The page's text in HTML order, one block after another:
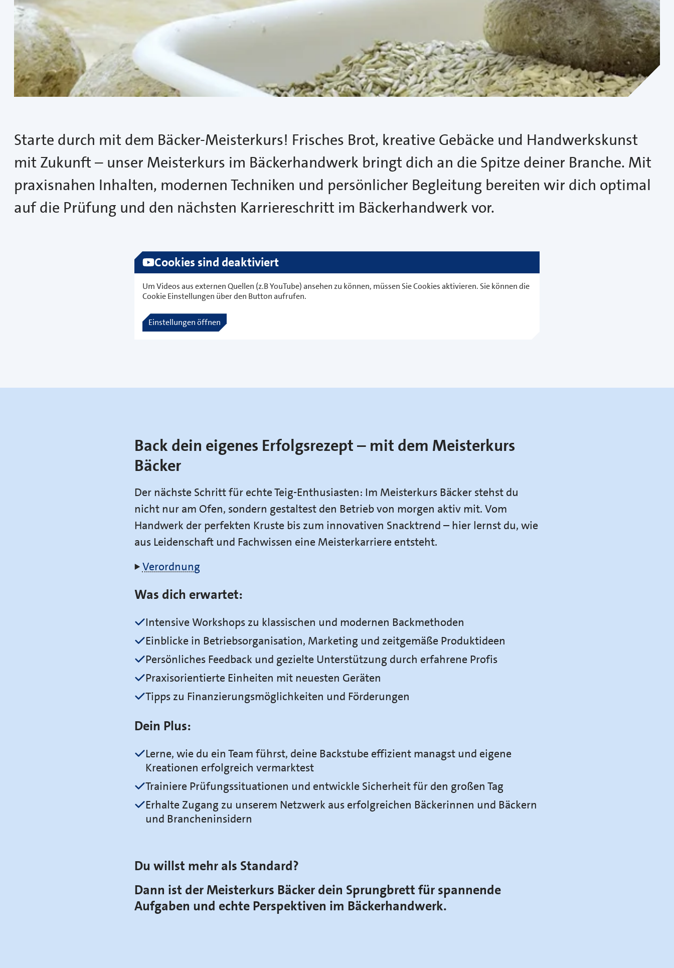
Starte durch mit dem Bäcker-Meisterkurs! Frisches Brot, kreative Gebäcke und Handwerkskunst
mit Zukunft – unser Meisterkurs im Bäckerhandwerk bringt dich an die Spitze deiner Branche. Mit
praxisnahen Inhalten, modernen Techniken und persönlicher Begleitung bereiten wir dich optimal
auf die Prüfung und den nächsten Karriereschritt im Bäckerhandwerk vor.
Cookies sind deaktiviert
Um Videos aus externen Quellen (z.B YouTube) ansehen zu können, müssen Sie Cookies aktivieren. Sie können die
Cookie Einstellungen über den Button aufrufen.
Einstellungen öffnen
Back dein eigenes Erfolgsrezept – mit dem Meisterkurs
Bäcker
Der nächste Schritt für echte Teig-Enthusiasten: Im Meisterkurs Bäcker stehst du
nicht nur am Ofen, sondern gestaltest den Betrieb von morgen aktiv mit. Vom
Handwerk der perfekten Kruste bis zum innovativen Snacktrend – hier lernst du, wie
aus Leidenschaft und Fachwissen eine Meisterkarriere entsteht.
Verordnung
Was dich erwartet:
Intensive Workshops zu klassischen und modernen Backmethoden
Einblicke in Betriebsorganisation, Marketing und zeitgemäße Produktideen
Persönliches Feedback und gezielte Unterstützung durch erfahrene Profis
Praxisorientierte Einheiten mit neuesten Geräten
Tipps zu Finanzierungsmöglichkeiten und Förderungen
Dein Plus:
Lerne, wie du ein Team führst, deine Backstube effizient managst und eigene
Kreationen erfolgreich vermarktest
Trainiere Prüfungssituationen und entwickle Sicherheit für den großen Tag
Erhalte Zugang zu unserem Netzwerk aus erfolgreichen Bäckerinnen und Bäckern
und Brancheninsidern
Du willst mehr als Standard?
Dann ist der Meisterkurs Bäcker dein Sprungbrett für spannende
Aufgaben und echte Perspektiven im Bäckerhandwerk.